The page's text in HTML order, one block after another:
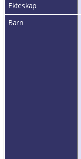
Ekteskap
Barn